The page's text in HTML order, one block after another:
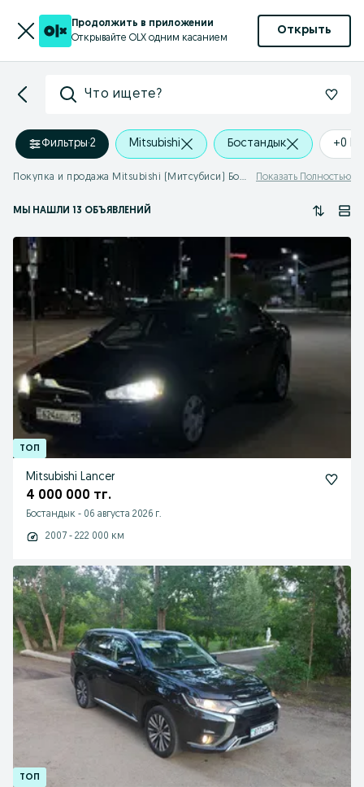
Продолжить в приложении
Открывайте OLX одним касанием
Открыть
Что ищете?
Фильтры·2 Mitsubishi Бостандык +0
Покупка и продажа Mitsubishi (Митсубиси) Бостандык Показать Полностью
МЫ НАШЛИ 13 ОБЪЯВЛЕНИЙ
Mitsubishi Lancer
4 000 000 тг.
Бостандык - 06 августа 2026 г.
2007 - 222 000 км